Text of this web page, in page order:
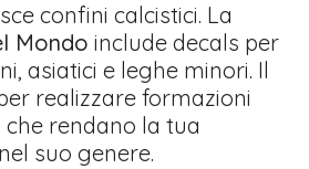
confini calcistici. La
Mondo include decals per
asiatici e leghe minori. Il
realizzare formazioni
rendano la tua
suo genere.